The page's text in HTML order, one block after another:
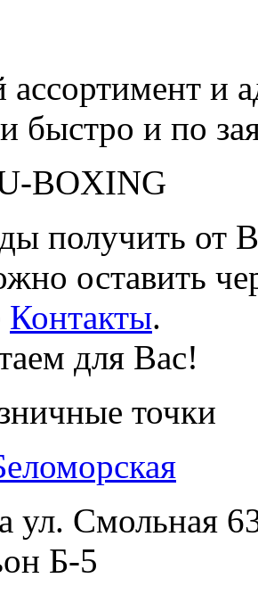
и
быстро и по
BOXING
получить от
оставить
Контакты.
для Вас!
точки
ул. Смольная
Б-5